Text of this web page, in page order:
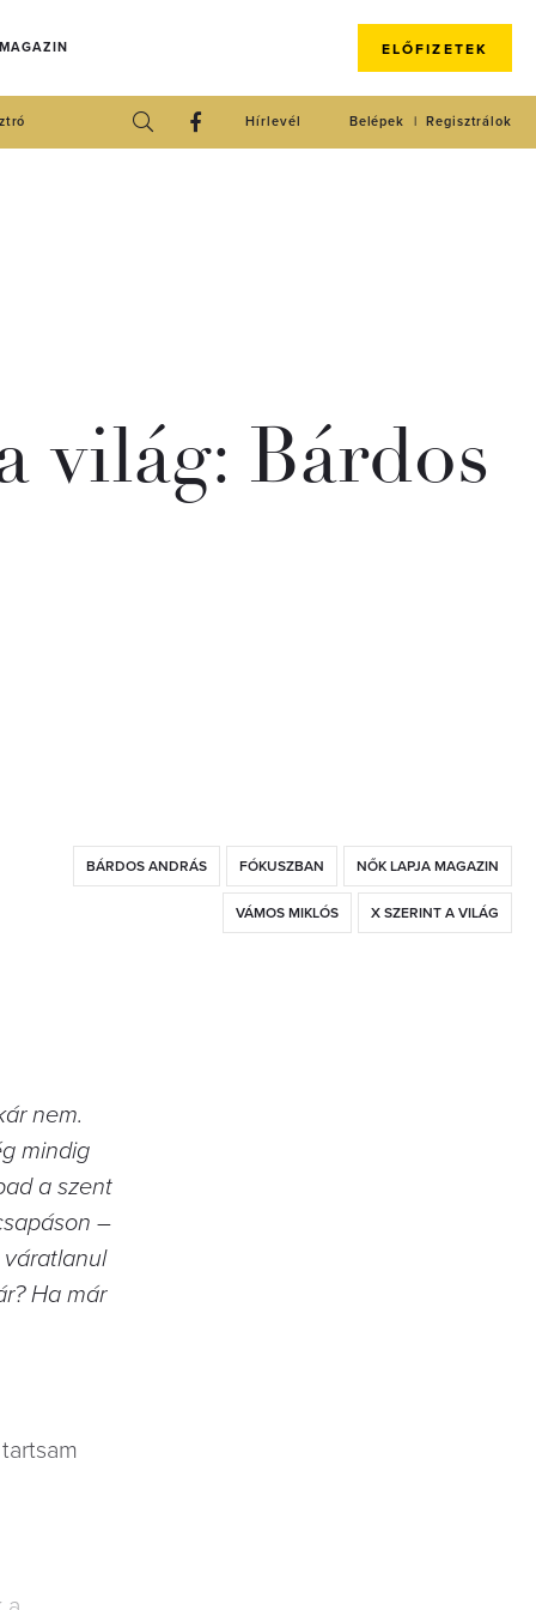
ELŐFIZETEK
Regisztrálok
Belépek
Hírlevél
világ: Bárdos
BÁRDOS ANDRÁS FÓKUSZBAN NŐK LAPJA MAGAZIN
VÁMOS MIKLÓS X SZERINT A VILÁG
nem.
mindig
a szent
–
Ha már